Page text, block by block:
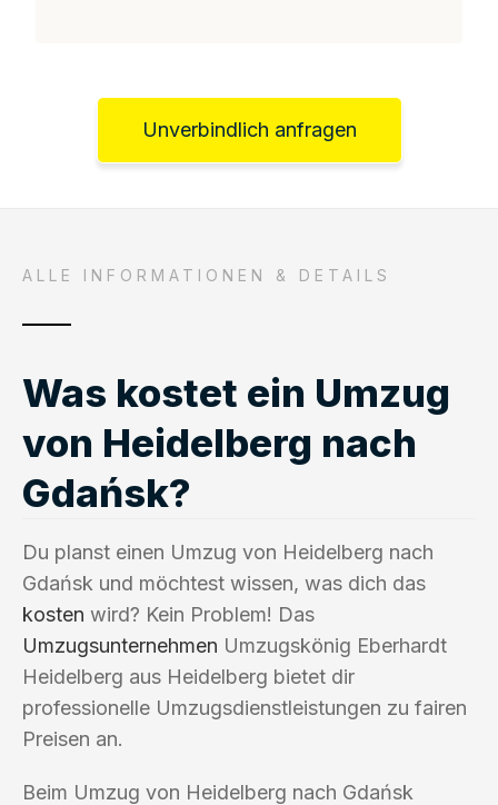
Unverbindlich anfragen
ALLE INFORMATIONEN & DETAILS
Was kostet ein Umzug
von Heidelberg nach
Gdańsk?
Du planst einen Umzug von Heidelberg nach
Gdańsk und möchtest wissen, was dich das
kosten wird? Kein Problem! Das
Umzugsunternehmen Umzugskönig Eberhardt
Heidelberg aus Heidelberg bietet dir
professionelle Umzugsdienstleistungen zu fairen
Preisen an.
Beim Umzug von Heidelberg nach Gdańsk